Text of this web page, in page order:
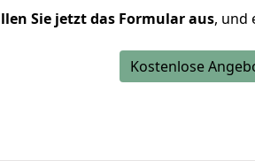
Sie jetzt das Formular aus, und
Kostenlose